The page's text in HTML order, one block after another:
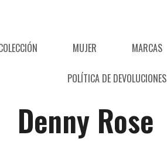
MUJER MARCAS
POLÍTICA DE DEVOLUCIONES
Denny Rose